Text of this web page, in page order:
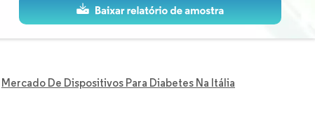
Mercado De Dispositivos Para Diabetes Na Itália